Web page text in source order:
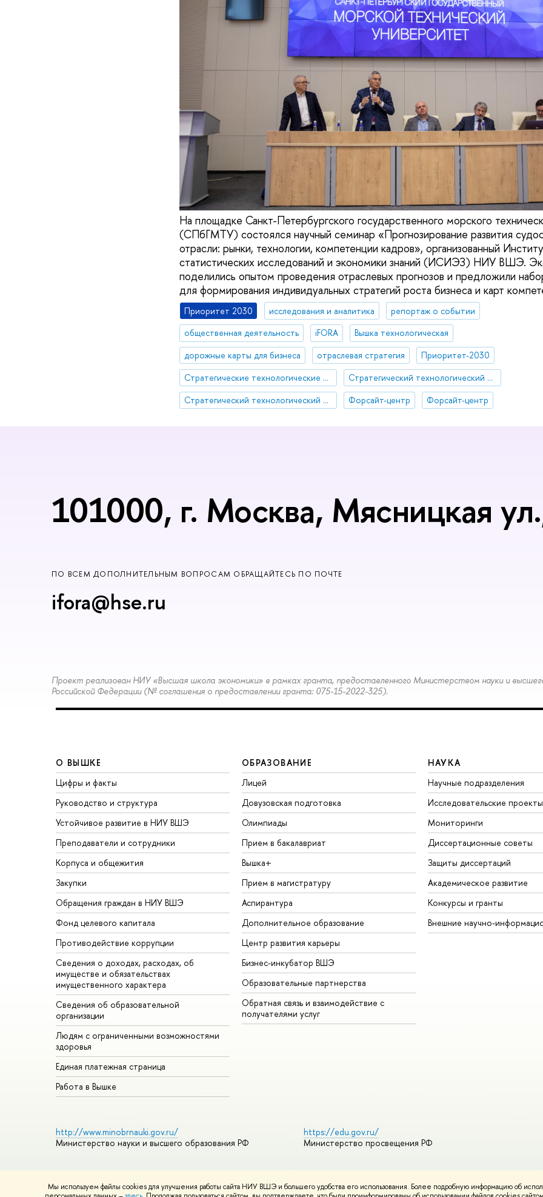
Мы используем файлы cookies для улучшения работы сайта НИУ ВШЭ и большего удобства его использования. Более подробную информацию об
На площадке Санкт-Петербургского государственного морского
(СПбГМТУ) состоялся научный семинар «Прогнозирование развития
отрасли: рынки, технологии, компетенции кадров», организованный
статистических исследований и экономики знаний (ИСИЭЗ) НИУ ВШЭ.
поделились опытом проведения отраслевых прогнозов и предложили
для формирования индивидуальных стратегий роста бизнеса и карт
Приоритет 2030 исследования и аналитика
репортаж о событии
общественная деятельность
iFORA
Вышка технологическая
дорожные карты для бизнеса
отраслевая стратегия
Приоритет-2030
Стратегические технологические проекты
Стратегический технологический проект «Мультиагентная платформа ИИ-решений для отраслевых задач»
Стратегический технологический проект «Национальный центр социально-экономического и научно-технологического прогнозирования»
Форсайт-центр Форсайт-центр
101000, г. Москва, Мясницкая
ПО ВСЕМ ДОПОЛНИТЕЛЬНЫМ ВОПРОСАМ ОБРАЩАЙТЕСЬ ПО ПОЧТЕ
ifora@hse.ru
Проект реализован НИУ «Высшая школа экономики» в рамках гранта, предоставленного Министерством науки и
Российской Федерации (№ соглашения о предоставлении гранта: 075-15-2022-325).
О ВЫШКЕ
Цифры и факты
Руководство и структура
Устойчивое развитие в НИУ ВШЭ
Преподаватели и сотрудники
Корпуса и общежития
Закупки
Обращения граждан в НИУ ВШЭ
Фонд целевого капитала
Противодействие коррупции
Сведения о доходах, расходах, об
имуществе и обязательствах
имущественного характера
Сведения об образовательной
организации
Людям с ограниченными возможностями
здоровья
Единая платежная страница
Работа в Вышке
ОБРАЗОВАНИЕ
Лицей
Довузовская подготовка
Олимпиады
Прием в бакалавриат
Вышка+
Прием в магистратуру
Аспирантура
Дополнительное образование
Центр развития карьеры
Бизнес-инкубатор ВШЭ
Образовательные партнерства
Обратная связь и взаимодействие с
получателями услуг
НАУКА
Научные подразделения
Исследовательские проекты
Мониторинги
Диссертационные советы
Защиты диссертаций
Академическое развитие
Конкурсы и гранты
Внешние научно-
http://www.minobrnauki.gov.ru/
Министерство науки и высшего образования РФ
https://edu.gov.ru/
Министерство просвещения РФ
© НИУ ВШЭ 1993–2026 Адреса и контактыУсловия использования материаловПолитика конфиденциальностиКарта сайта